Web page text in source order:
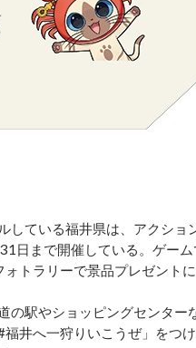
している福井県は、アクショ
日まで開催している。ゲー
トラリーで景品プレゼントに
の駅やショッピングセンタ
福井へ一狩りいこうぜ」を